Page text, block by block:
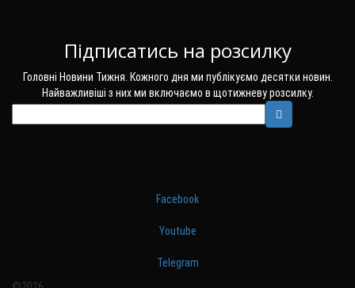
Підписатись на розсилку
Головні Новини Тижня. Кожного дня ми публікуємо десятки новин.
Найважливіші з них ми включаємо в щотижневу розсилку.
Facebook
Youtube
Telegram